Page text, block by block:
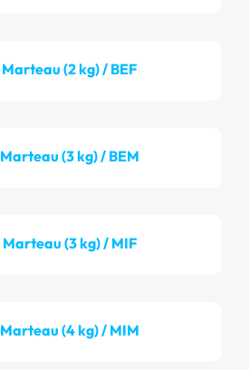
Marteau (2 kg) / BEF
Marteau (3 kg) / BEM
Marteau (3 kg) / MIF
Marteau (4 kg) / MIM